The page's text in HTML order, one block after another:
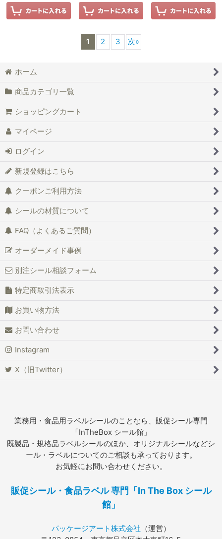
1 2 3 次»
ホーム
商品カテゴリ一覧
ショッピングカート
マイページ
ログイン
新規登録はこちら
クーポンご利用方法
シールの材質について
FAQ（よくあるご質問）
オーダーメイド事例
別注シール相談フォーム
特定商取引法表示
お買い物方法
お問い合わせ
Instagram
X（旧Twitter）
業務用・食品用ラベルシールのことなら、販促シール専門
「InTheBox シール館」
既製品・規格品ラベルシールのほか、オリジナルシールなどシ
ール・ラベルについてのご相談も承っております。
お気軽にお問い合わせください。
販促シール・食品ラベル 専門「In The Box シール
館」
パッケージアート株式会社 （運営）